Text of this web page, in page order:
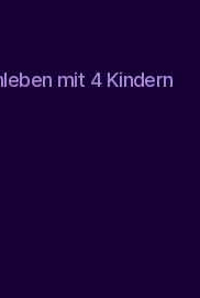
mit 4 Kindern